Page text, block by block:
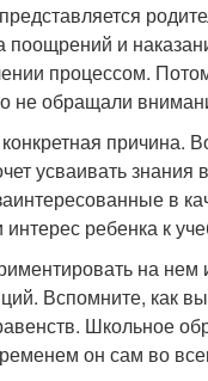
поощрений и
процессом.
не обращали
причина.
усваивать
в
ребенка к
на нем
Вспомните, как
Школьное
он сам во